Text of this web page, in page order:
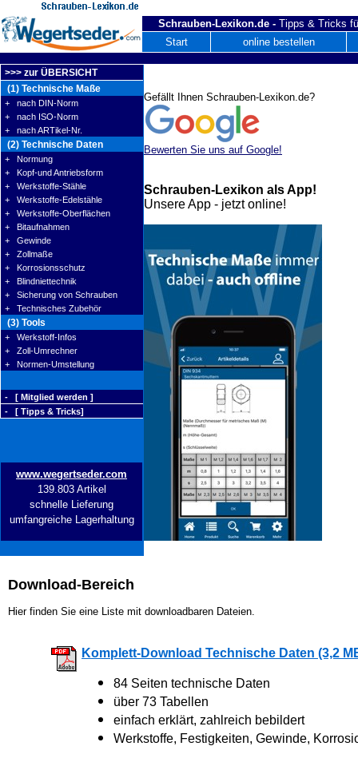
Schrauben-Lexikon.de - Tipps & Tricks
Start
online bestellen
>>> zur ÜBERSICHT
(1) Technische Maße
+ nach DIN-Norm
+ nach ISO-Norm
+ nach ARTikel-Nr.
(2) Technische Daten
+ Normung
+ Kopf-und Antriebsform
+ Werkstoffe-Stähle
+ Werkstoffe-Edelstähle
+ Werkstoffe-Oberflächen
+ Bitaufnahmen
+ Gewinde
+ Zollmaße
+ Korrosionsschutz
+ Blindniettechnik
+ Sicherung von Schrauben
+ Technisches Zubehör
(3) Tools
+ Werkstoff-Infos
+ Zoll-Umrechner
+ Normen-Umstellung
- [ Mitglied werden ]
- [ Tipps & Tricks]
www.wegertseder.com
139.803 Artikel
schnelle Lieferung
umfangreiche Lagerhaltung
Download-Bereich
Hier finden Sie eine Liste mit downloadbaren Dateien.
Komplett-Download Technische Daten (3,2
84 Seiten technische Daten
über 73 Tabellen
einfach erklärt, zahlreich bebildert
Werkstoffe, Festigkeiten, Gewinde,
Gefällt Ihnen Schrauben-Lexikon.de?
Bewerten Sie uns auf Google!
Schrauben-Lexikon als App!
Unsere App - jetzt online!